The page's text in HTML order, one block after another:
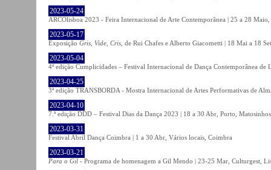
2023-05-24
ARCOlisboa 2023 - Feira Internacional de Arte Contemporânea | 25 a 28
2023-05-17
Exposição Gris, Vide, Cris , de Rui Chafes e Alberto Giacometti | 18 Mai a 18
2023-05-04
4ª edição Cumplicidades – Festival Internacional de Dança Contemporânea
2023-04-25
3ª edição TRANSBORDA - Mostra Internacional de Artes Performativas de
2023-04-10
7.ª edição DDD – Festival Dias da Dança 2023 | 18 a 30 Abr, Porto,
2023-03-31
Festival Abril Dança Coimbra | 1 a 30 Abr, Vários locais, Coimbra
2023-03-21
Para o Gil - Programa de homenagem a Gil Mendo | 23-25 Mar, Culturgest,